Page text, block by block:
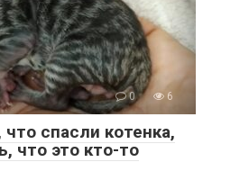
0 6
спасли котенка,
что это кто-то